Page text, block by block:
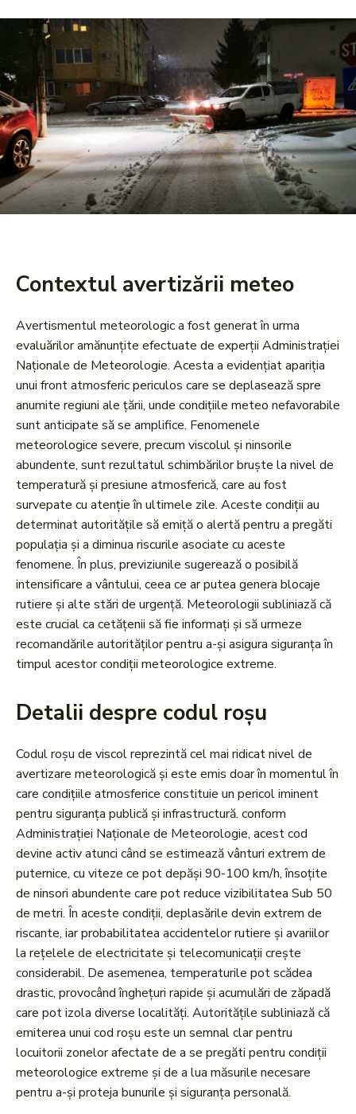
Contextul avertizării meteo
Avertismentul meteorologic a fost generat în urma
evaluărilor amănunțite efectuate de experții Administrației
Naționale de Meteorologie. Acesta a evidențiat apariția
unui front atmosferic periculos care se deplasează spre
anumite regiuni ale țării, unde condițiile meteo nefavorabile
sunt anticipate să se amplifice. Fenomenele
meteorologice severe, precum viscolul și ninsorile
abundente, sunt rezultatul schimbărilor bruște la nivel de
temperatură și presiune atmosferică, care au fost
survepate cu atenție în ultimele zile. Aceste condiții au
determinat autoritățile să emiță o alertă pentru a pregăti
populația și a diminua riscurile asociate cu aceste
fenomene. În plus, previziunile sugerează o posibilă
intensificare a vântului, ceea ce ar putea genera blocaje
rutiere și alte stări de urgență. Meteorologii subliniază că
este crucial ca cetățenii să fie informați și să urmeze
recomandările autorităților pentru a-și asigura siguranța în
timpul acestor condiții meteorologice extreme.
Detalii despre codul roșu
Codul roșu de viscol reprezintă cel mai ridicat nivel de
avertizare meteorologică și este emis doar în momentul în
care condițiile atmosferice constituie un pericol iminent
pentru siguranța publică și infrastructură. conform
Administrației Naționale de Meteorologie, acest cod
devine activ atunci când se estimează vânturi extrem de
puternice, cu viteze ce pot depăși 90-100 km/h, însoțite
de ninsori abundente care pot reduce vizibilitatea Sub 50
de metri. În aceste condiții, deplasările devin extrem de
riscante, iar probabilitatea accidentelor rutiere și avariilor
la rețelele de electricitate și telecomunicații crește
considerabil. De asemenea, temperaturile pot scădea
drastic, provocând înghețuri rapide și acumulări de zăpadă
care pot izola diverse localități. Autoritățile subliniază că
emiterea unui cod roșu este un semnal clar pentru
locuitorii zonelor afectate de a se pregăti pentru condiții
meteorologice extreme și de a lua măsurile necesare
pentru a-și proteja bunurile și siguranța personală.